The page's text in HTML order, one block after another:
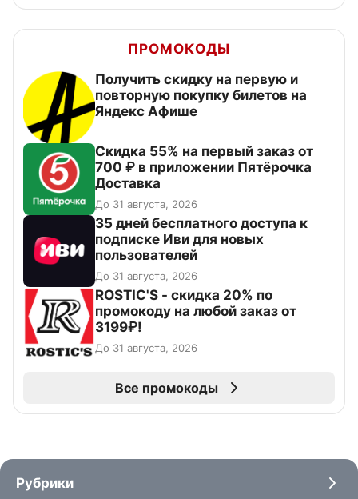
ПРОМОКОДЫ
Получить скидку на первую и
повторную покупку билетов на
Яндекс Афише
Скидка 55% на первый заказ от
700 ₽ в приложении Пятёрочка
Доставка
До 31 августа, 2026
35 дней бесплатного доступа к
подписке Иви для новых
пользователей
До 31 августа, 2026
ROSTIC'S - скидка 20% по
промокоду на любой заказ от
3199₽!
До 31 августа, 2026
Все промокоды
Рубрики